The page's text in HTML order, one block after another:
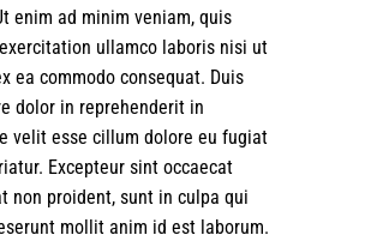
enim ad minim veniam, quis
ullamco laboris nisi ut
ea commodo consequat. Duis
dolor in reprehenderit in
velit esse cillum dolore eu fugiat
Excepteur sint occaecat
non proident, sunt in culpa qui
mollit anim id est laborum.